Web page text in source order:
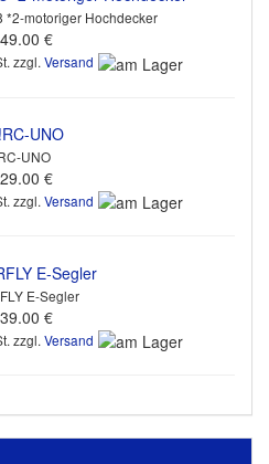
*2-motoriger Hochdecker
€
zzgl.Versand
UNO
€
zzgl. Versand
E-Segler
€
zzgl. Versand